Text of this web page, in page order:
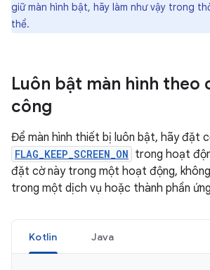
giữ màn hình bật, hãy làm như vậy trong
thể.
Luôn bật màn hình theo
công
Để màn hình thiết bị luôn bật, hãy đặt
FLAG_KEEP_SCREEN_ON trong hoạt
đặt cờ này trong một hoạt động,
trong một dịch vụ hoặc thành phần
Kotlin Java